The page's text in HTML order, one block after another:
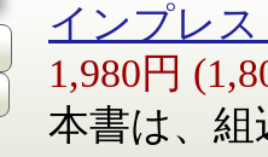
インプレス
1,980円
本書は、